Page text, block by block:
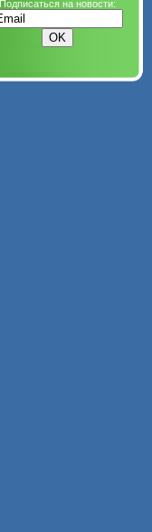
Подписаться на новости: